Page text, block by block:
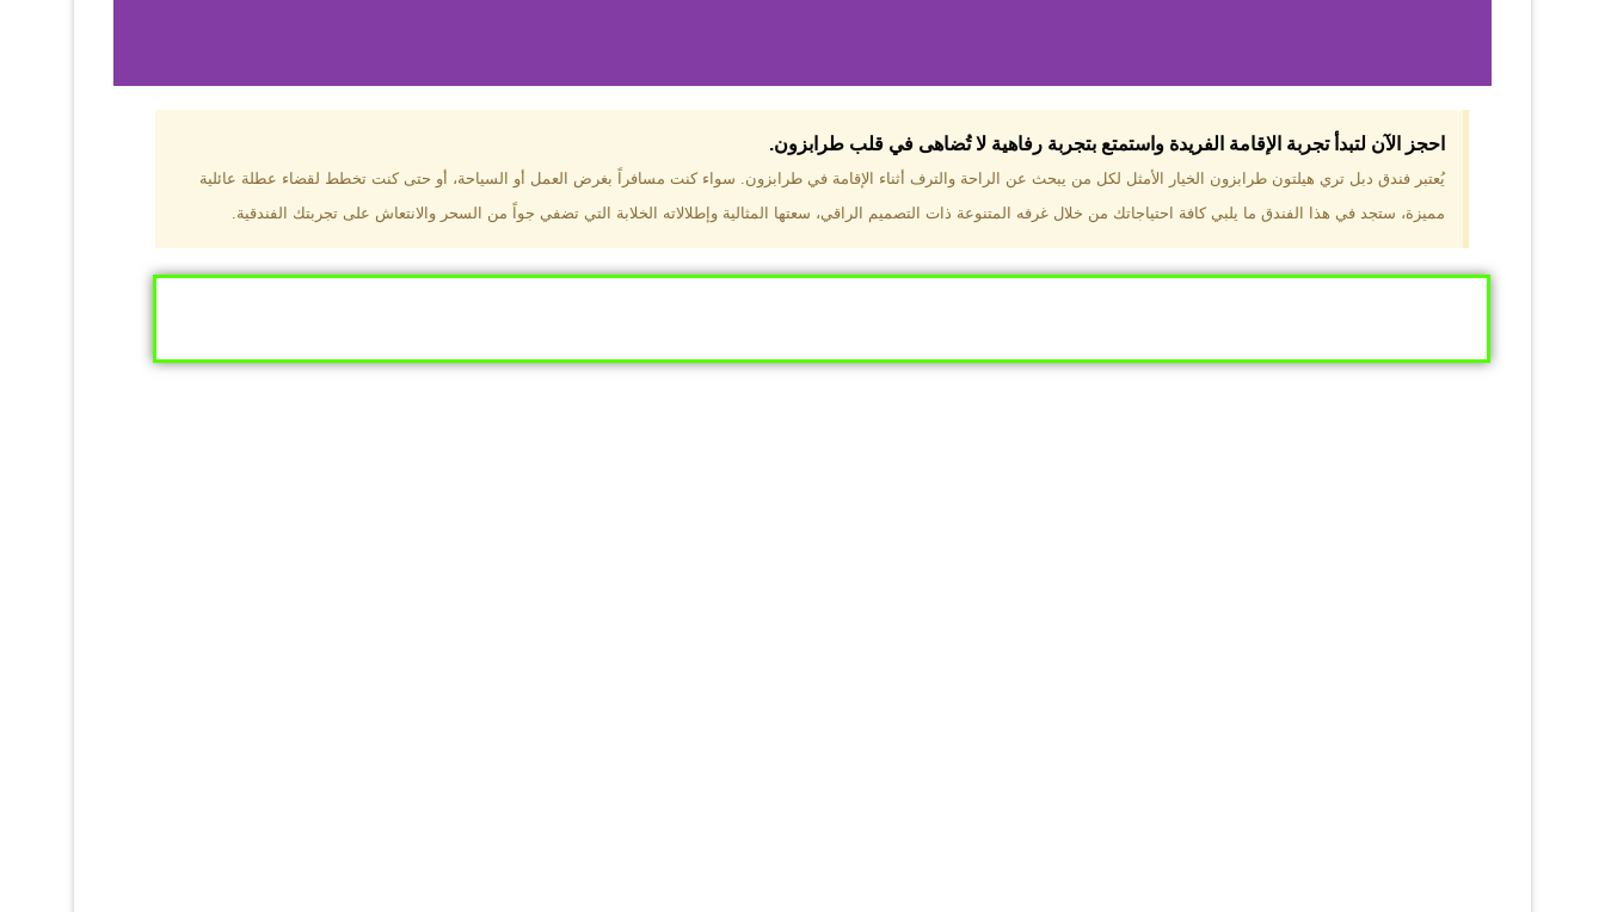
لماذا تختار فندق دبل تري هيلتون طرابزون؟
والجبال الخضراء. مرافق متكاملة تشمل مسبحًا داخليًا، سبا، صالة ألعاب رياضية، ومطاعم عالمية.
احجز الآن لتبدأ تجربة الإقامة الفريدة واستمتع بتجربة رفاهية لا تُضاهى في قلب طرابزون.​
يُعتبر فندق دبل تري هيلتون طرابزون الخيار الأمثل لكل من يبحث عن الراحة والترف أثناء الإقامة في طرابزون. سواء كنت مسافراً بغرض العمل أو السياحة، أو حتى كنت تخطط لقضاء عطلة عائلية
مميزة، ستجد في هذا الفندق ما يلبي كافة احتياجاتك من خلال غرفه المتنوعة ذات التصميم الراقي، سعتها المثالية وإطلالاته الخلابة التي تضفي جواً من السحر والانتعاش على تجربتك الفندقية.